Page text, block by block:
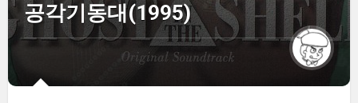
공각기동대(1995)